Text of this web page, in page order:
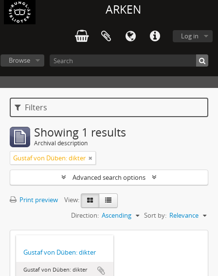
ARKEN
Log in
Browse
Filters
Showing 1 results
Archival description
Gustaf von Düben: dikter
Advanced search options
Print preview
View:
Sort by: Relevance
Direction: Ascending
Gustaf von Düben: dikter
Gustaf von Düben: dikter